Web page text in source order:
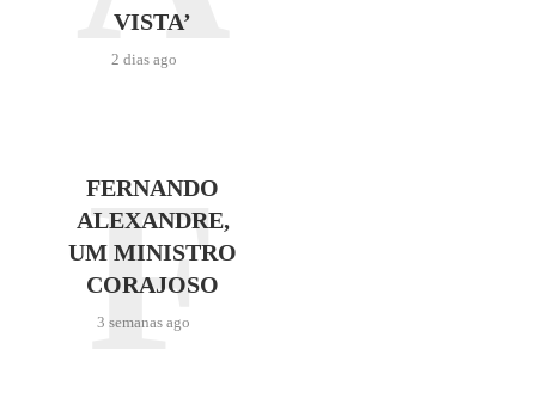
VISTA’
2 dias ago
FERNANDO
ALEXANDRE,
UM MINISTRO
CORAJOSO
3 semanas ago
F